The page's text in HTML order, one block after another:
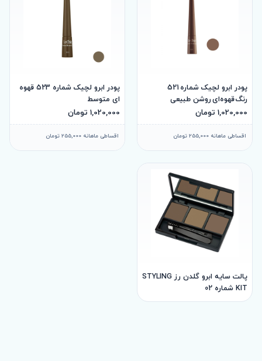
پودر ابرو لچیک شماره 521
رنگ قهوه‌ای روشن طبیعی
1,020,000 تومان
اقساطی ماهانه 255,000 تومان
پودر ابرو لچیک شماره 523 قهوه
ای متوسط
1,020,000 تومان
اقساطی ماهانه 255,000 تومان
پالت سایه ابرو گلدن رز STYLING
KIT شماره 02